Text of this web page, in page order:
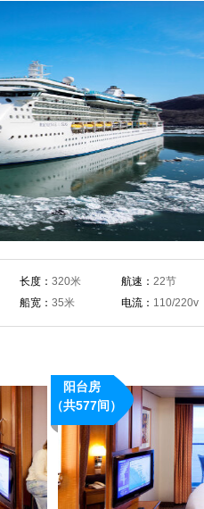
长度： 320米 航速： 22节
船宽： 35米 电流： 110/220v
概况：
· 单人床2张，独立卫浴空间，
风机，电话，保险柜，热水壶
· 24小时客舱服务
· 无
阳台房
（共577间）